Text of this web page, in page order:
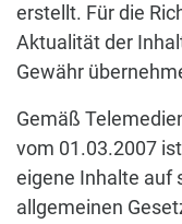
erstellt. Für die
Aktualität der
Gewähr
Gemäß
vom 01.03.2007
eigene Inhalte auf
allgemeinen